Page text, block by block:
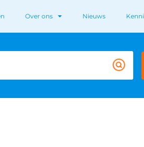
Over ons Nieuws